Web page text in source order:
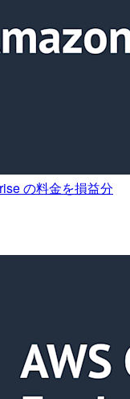
の料金を損益分